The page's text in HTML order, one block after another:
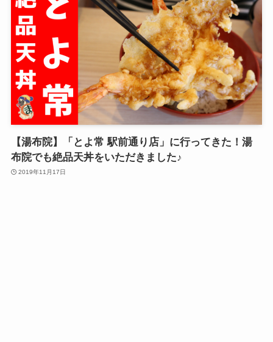
【湯布院】「とよ常 駅前通り店」に行ってきた！湯
布院でも絶品天丼をいただきました♪
2019年11月17日